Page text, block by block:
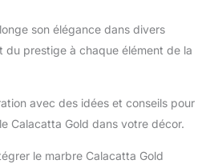
son élégance dans divers
du prestige à chaque élément de la
avec des idées et conseils pour
Calacatta Gold dans votre décor.
le marbre Calacatta Gold